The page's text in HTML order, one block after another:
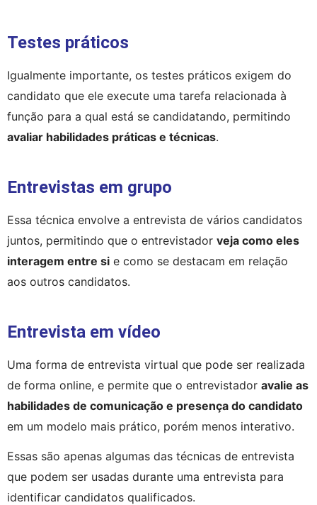
Testes práticos
Igualmente importante, os testes práticos exigem do
candidato que ele execute uma tarefa relacionada à
avaliar habilidades práticas e técnicas.
Entrevistas em grupo
Essa técnica envolve a entrevista de vários candidatos
juntos, permitindo que o entrevistador veja como eles
interagem entre si e como se destacam em relação
aos outros candidatos.
Entrevista em vídeo
Uma forma de entrevista virtual que pode ser realizada
de forma online, e permite que o entrevistador avalie as
habilidades de comunicação e presença do candidato
em um modelo mais prático, porém menos interativo.
Essas são apenas algumas das técnicas de entrevista
que podem ser usadas durante uma entrevista para
identificar candidatos qualificados.